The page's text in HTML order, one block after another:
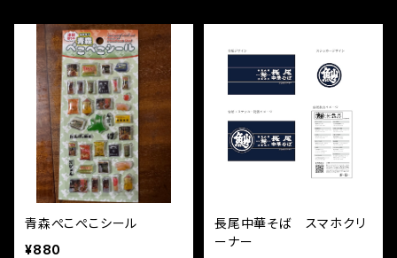
青森ぺこぺこシール
¥880
長尾中華そば スマホクリ
ーナー